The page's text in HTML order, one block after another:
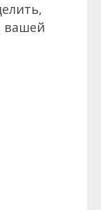
вашей